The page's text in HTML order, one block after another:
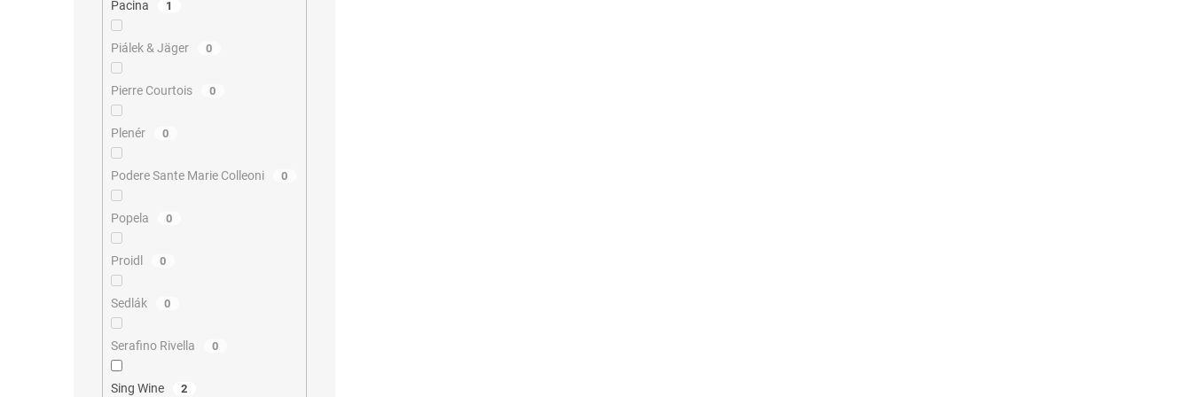
Pacina 1
Piálek & Jäger 0
Pierre Courtois 0
Plenér 0
Podere Sante Marie Colleoni 0
Popela 0
Proidl 0
Sedlák 0
Serafino Rivella 0
Sing Wine 2